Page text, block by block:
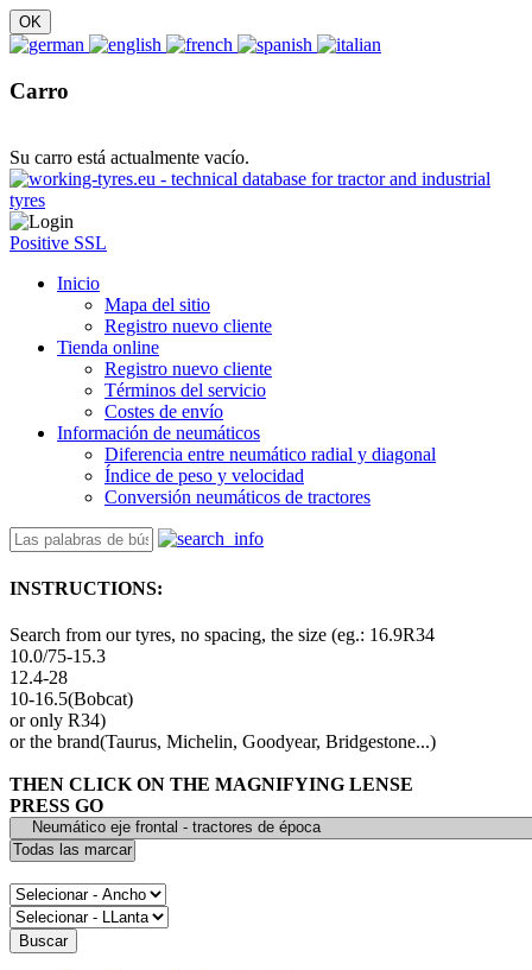
Carro
Su carro está actualmente vacío.
Positive SSL
Inicio
Mapa del sitio
Registro nuevo cliente
Tienda online
Registro nuevo cliente
Términos del servicio
Costes de envío
Información de neumáticos
Diferencia entre neumático radial y diagonal
Índice de peso y velocidad
Conversión neumáticos de tractores
INSTRUCTIONS:
Search from our tyres, no spacing, the size (eg.: 16.9R34
10.0/75-15.3
12.4-28
10-16.5(Bobcat)
or only R34)
or the brand(Taurus, Michelin, Goodyear, Bridgestone...)
THEN CLICK ON THE MAGNIFYING LENSE
PRESS GO